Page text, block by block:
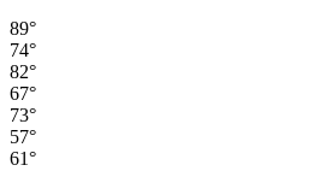
89°
74°
82°
67°
73°
57°
61°